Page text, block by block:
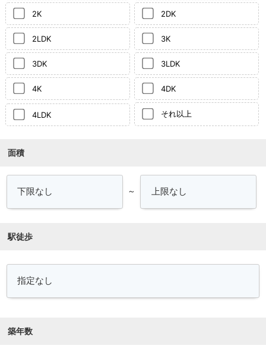
2K 2DK
2LDK 3K
3DK 3LDK
4K 4DK
4LDK それ以上
面積
～
駅徒歩
築年数